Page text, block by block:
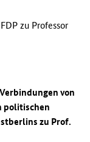
zu Professor
von
politischen
zu Prof.